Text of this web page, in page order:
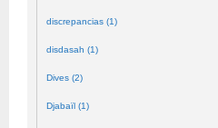
discrepancias (1)
disdasah (1)
Dives (2)
Djabaïl (1)